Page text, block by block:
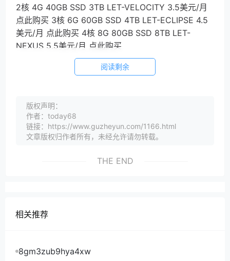
2核 4G 40GB SSD 3TB LET-VELOCITY 3.5美元/月
点此购买 3核 6G 60GB SSD 4TB LET-ECLIPSE 4.5
美元/月 点此购买 4核 8G 80GB SSD 8TB LET-
NEXUS 5.5美元/月 点此购买
阅读剩余
版权声明：
作者：today68
链接：https://www.guzheyun.com/1166.html
文章版权归作者所有，未经允许请勿转载。
THE END
相关推荐
8gm3zub9hya4xw